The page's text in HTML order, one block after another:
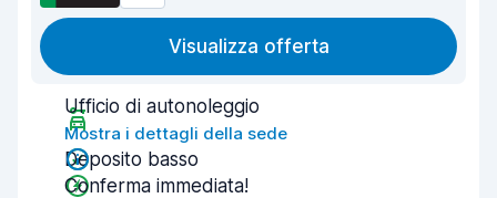
Visualizza offerta
Ufficio di autonoleggio
Mostra i dettagli della sede
Deposito basso
Conferma immediata!